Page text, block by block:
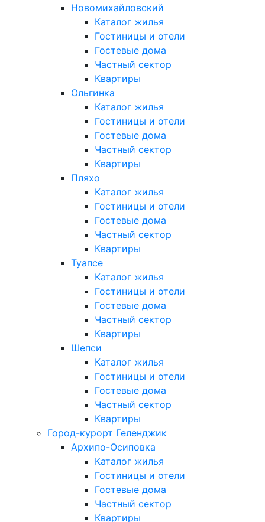
Новомихайловский
Каталог жилья
Гостиницы и отели
Гостевые дома
Частный сектор
Квартиры
Ольгинка
Каталог жилья
Гостиницы и отели
Гостевые дома
Частный сектор
Квартиры
Пляхо
Каталог жилья
Гостиницы и отели
Гостевые дома
Частный сектор
Квартиры
Туапсе
Каталог жилья
Гостиницы и отели
Гостевые дома
Частный сектор
Квартиры
Шепси
Каталог жилья
Гостиницы и отели
Гостевые дома
Частный сектор
Квартиры
Город-курорт Геленджик
Архипо-Осиповка
Каталог жилья
Гостиницы и отели
Гостевые дома
Частный сектор
Квартиры